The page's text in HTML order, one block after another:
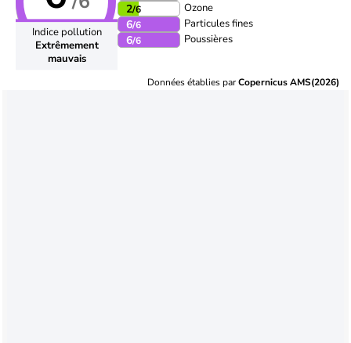
Indice pollution
Extrêmement
mauvais
2/6 Ozone
6/6 Particules fines
6/6 Poussières
Données établies parCopernicus AMS(2026)